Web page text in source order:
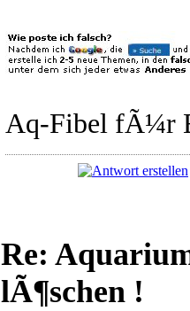
Aq-Fibel fÃ¼r
Re:
lÃ¶schen !